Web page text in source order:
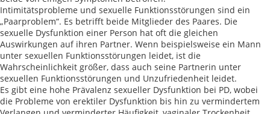
Intimitätsprobleme und sexuelle Funktionsstörungen sind ein
„Paarproblem“. Es betrifft beide Mitglieder des Paares. Die
sexuelle Dysfunktion einer Person hat oft die gleichen
Auswirkungen auf ihren Partner. Wenn beispielsweise ein Mann
unter sexuellen Funktionsstörungen leidet, ist die
Wahrscheinlichkeit größer, dass auch seine Partnerin unter
sexuellen Funktionsstörungen und Unzufriedenheit leidet.
Es gibt eine hohe Prävalenz sexueller Dysfunktion bei PD, wobei
die Probleme von erektiler Dysfunktion bis hin zu vermindertem